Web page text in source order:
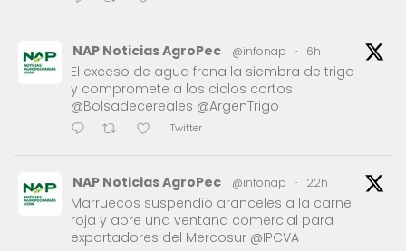
NAP Noticias AgroPec @infonap · 6h
El exceso de agua frena la siembra de trigo
y compromete a los ciclos cortos
@Bolsadecereales @ArgenTrigo
Twitter
NAP Noticias AgroPec @infonap · 22h
Marruecos suspendió aranceles a la carne
roja y abre una ventana comercial para
exportadores del Mercosur @IPCVA